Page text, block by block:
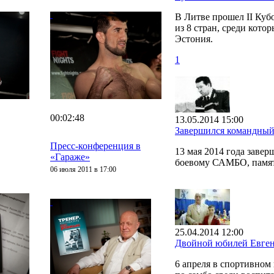
00:02:48
Пресс-конференция в
«Гараже»
06 июля 2011 в 17:00
В Литве прошел II
из 8 стран, среди
Эстония.
1
13.05.2014 15:00
Завершился
13 мая 2014 года
боевому САМБО,
25.04.2014 12:00
Двойной юбилей
6 апреля в